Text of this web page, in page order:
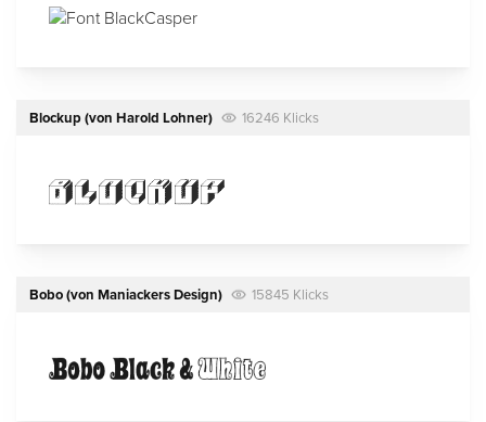
Blockup(von Harold Lohner) 16246 Klicks
Bobo(von Maniackers Design) 15845 Klicks